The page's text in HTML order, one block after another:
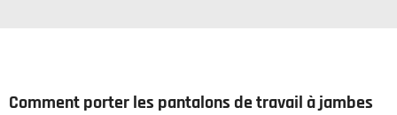
Comment porter les pantalons de travail à jambes